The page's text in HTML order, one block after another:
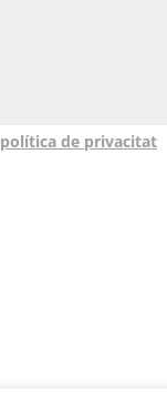
política de privacitat